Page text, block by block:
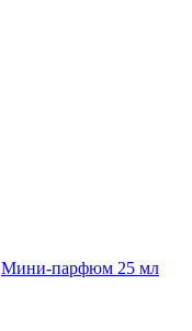
Мини-парфюм 25 мл